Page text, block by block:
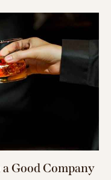
Good Company